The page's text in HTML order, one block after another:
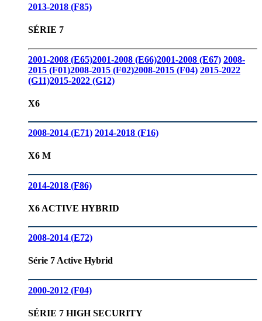
2013-2018 (F85)
SÉRIE 7
2001-2008 (E65)2001-2008 (E66)2001-2008 (E67) 2008-
2015 (F01)2008-2015 (F02)2008-2015 (F04) 2015-2022
(G11)2015-2022 (G12)
X6
2008-2014 (E71) 2014-2018 (F16)
X6 M
2014-2018 (F86)
X6 ACTIVE HYBRID
2008-2014 (E72)
Série 7 Active Hybrid
2000-2012 (F04)
SÉRIE 7 HIGH SECURITY